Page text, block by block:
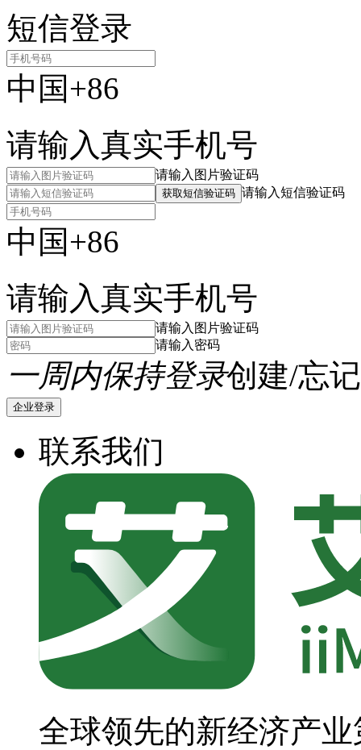
短信登录
中国+86
请输入真实手机号
请输入图片验证码
获取短信验证码 请输入短信验证码
中国+86
请输入真实手机号
请输入图片验证码
请输入密码
一周内保持登录创建/忘
企业登录
联系我们
全球领先的新经济产